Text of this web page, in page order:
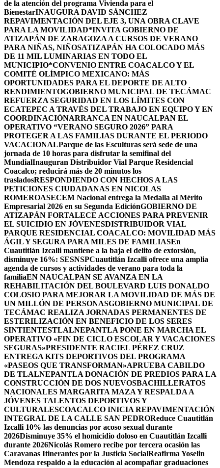
de la atención del programa Vivienda para el
BienestarINAUGURA DAVID SÁNCHEZ
REPAVIMENTACIÓN DEL EJE 3, UNA OBRA CLAVE
PARA LA MOVILIDAD*INVITA GOBIERNO DE
ATIZAPÁN DE ZARAGOZA A CURSOS DE VERANO
PARA NIÑAS, NIÑOSATIZAPÁN HA COLOCADO MÁS
DE 11 MIL LUMINARIAS EN TODO EL
MUNICIPIO*CONVENIO ENTRE COACALCO Y EL
COMITÉ OLÍMPICO MEXICANO: MÁS
OPORTUNIDADES PARA EL DEPORTE DE ALTO
RENDIMIENTOGOBIERNO MUNICIPAL DE TECÁMAC
REFUERZA SEGURIDAD EN LOS LÍMITES CON
ECATEPEC A TRAVÉS DEL TRABAJO EN EQUIPO Y EN
COORDINACIÓNARRANCA EN NAUCALPAN EL
OPERATIVO “VERANO SEGURO 2026” PARA
PROTEGER A LAS FAMILIAS DURANTE EL PERIODO
VACACIONALParque de las Esculturas será sede de una
jornada de 10 horas para disfrutar la semifinal del
MundialInauguran Distribuidor Vial Parque Residencial
Coacalco; reducirá más de 20 minutos los
trasladosRESPONDIENDO CON HECHOS A LAS
PETICIONES CIUDADANAS EN NICOLAS
ROMEROASECEM Nacional entrega la Medalla al Mérito
Empresarial 2026 en su Segunda EdiciónGOBIERNO DE
ATIZAPÁN FORTALECE ACCIONES PARA PREVENIR
EL SUICIDIO EN JÓVENESDISTRIBUIDOR VIAL
PARQUE RESIDENCIAL COACALCO: MOVILIDAD MÁS
ÁGIL Y SEGURA PARA MILES DE FAMILIASEn
Cuautitlán Izcalli mantiene a la baja el delito de extorsión,
disminuye 16%: SESNSPCuautitlán Izcalli ofrece una amplia
agenda de cursos y actividades de verano para toda la
familiaEN NAUCALPAN SE AVANZA EN LA
REHABILITACIÓN DEL BOULEVARD LUIS DONALDO
COLOSIO PARA MEJORAR LA MOVILIDAD DE MÁS DE
UN MILLÓN DE PERSONASGOBIERNO MUNICIPAL DE
TECÁMAC REALIZA JORNADAS PERMANENTES DE
ESTERILIZACIÓN EN BENEFICIO DE LOS SERES
SINTIENTESTLALNEPANTLA PONE EN MARCHA EL
OPERATIVO «FIN DE CICLO ESCOLAR Y VACACIONES
SEGURAS»PRESIDENTE RACIEL PÉREZ CRUZ
ENTREGA KITS DEPORTIVOS DEL PROGRAMA
«PASEOS QUE TRANSFORMAN»APRUEBA CABILDO
DE TLALNEPANTLA DONACIÓN DE PREDIOS PARA LA
CONSTRUCCIÓN DE DOS NUEVOSBACHILLERATOS
NACIONALES MARGARITA MAZA Y RESPALDA A
JÓVENES TALENTOS DEPORTIVOS Y
CULTURALESCOACALCO INICIA REPAVIMENTACIÓN
INTEGRAL DE LA CALLE SAN PEDROReduce Cuautitlán
Izcalli 10% las denuncias por acoso sexual durante
2026Disminuye 35% el homicidio doloso en Cuautitlán Izcalli
durante 2026Nicolás Romero recibe por tercera ocasión las
Caravanas Itinerantes por la Justicia SocialReafirma Yoselin
Mendoza respaldo a la educación al acompañar graduaciones